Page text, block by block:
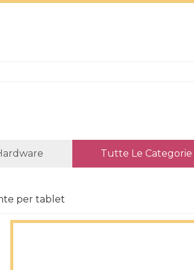
Tutte Le Categorie
per tablet